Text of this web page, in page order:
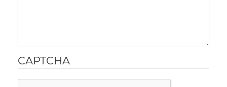
CAPTCHA